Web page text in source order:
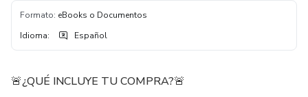
Formato: eBooks o Documentos
Idioma: Español
🚨¿QUÉ INCLUYE TU COMPRA?🚨